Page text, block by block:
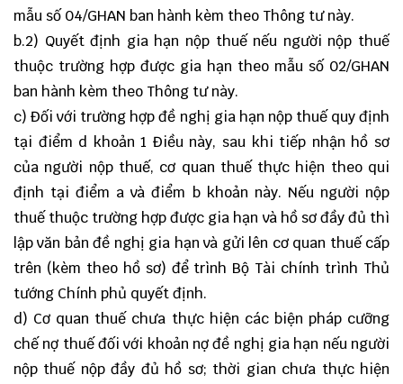
mẫu số 04/GHAN ban hành kèm theo Thông tư này.
b.2) Quyết định gia hạn nộp thuế nếu người nộp thuế
thuộc trường hợp được gia hạn theo mẫu số 02/GHAN
ban hành kèm theo Thông tư này.
c) Đối với trường hợp đề nghị gia hạn nộp thuế quy định
tại điểm d khoản 1 Điều này, sau khi tiếp nhận hồ sơ
của người nộp thuế, cơ quan thuế thực hiện theo qui
định tại điểm a và điểm b khoản này. Nếu người nộp
thuế thuộc trường hợp được gia hạn và hồ sơ đầy đủ thì
lập văn bản đề nghị gia hạn và gửi lên cơ quan thuế cấp
trên (kèm theo hồ sơ) để trình Bộ Tài chính trình Thủ
tướng Chính phủ quyết định.
d) Cơ quan thuế chưa thực hiện các biện pháp cưỡng
chế nợ thuế đối với khoản nợ đề nghị gia hạn nếu người
nộp thuế nộp đầy đủ hồ sơ; thời gian chưa thực hiện